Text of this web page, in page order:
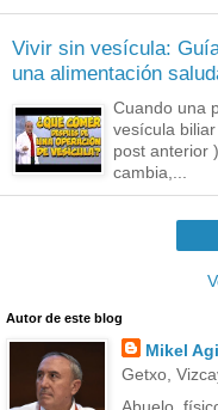
Vivir sin vesícula:
una alimentación
Cuando una
vesícula
post anterior
cambia,...
Autor de este blog
Mikel
Getxo,